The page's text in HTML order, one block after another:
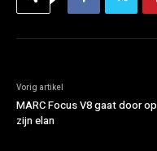
Vorig artikel
MARC Focus V8 gaat door op
zijn elan